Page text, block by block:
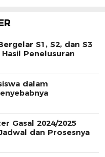
S1, S2, dan S3
Penelusuran
dalam
Gasal 2024/2025
dan Prosesnya